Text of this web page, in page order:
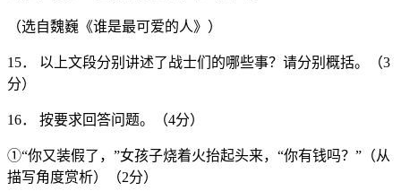
（选自魏巍《谁是最可爱的人》）
15． 以上文段分别讲述了战士们的哪些事？请分别概括。（3
分）
16． 按要求回答问题。（4分）
①“你又装假了，”女孩子烧着火抬起头来，“你有钱吗？”（从
描写角度赏析）（2分）